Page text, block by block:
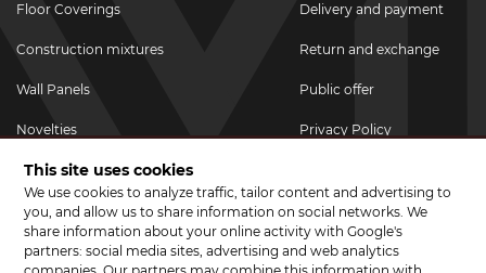
Floor Coverings
Construction mixtures
Wall Panels
Novelties
Promotional goods
Promotions & Discounts
Delivery and payment
Return and exchange
Public offer
Privacy Policy
JOIN US ON SOCIAL NETWORKS
This site uses cookies
We use cookies to analyze traffic, tailor content and advertising to
you, and allow us to share information on social networks. We
share information about your online activity with Google's
partners: social media sites, advertising and web analytics